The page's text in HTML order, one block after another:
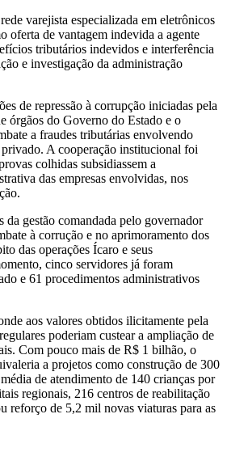
varejista especializada em eletrônicos
oferta de vantagem indevida a agente
tributários indevidos e interferência
e investigação da administração
de repressão à corrupção iniciadas pela
órgãos do Governo do Estado e o
a fraudes tributárias envolvendo
A cooperação institucional foi
colhidas subsidiassem a
das empresas envolvidas, nos
da gestão comandada pelo governador
à corrução e no aprimoramento dos
das operações Ícaro e seus
cinco servidores já foram
e 61 procedimentos administrativos
aos valores obtidos ilicitamente pela
poderiam custear a ampliação de
Com pouco mais de R$ 1 bilhão, o
a projetos como construção de 300
de atendimento de 140 crianças por
regionais, 216 centros de reabilitação
reforço de 5,2 mil novas viaturas para as